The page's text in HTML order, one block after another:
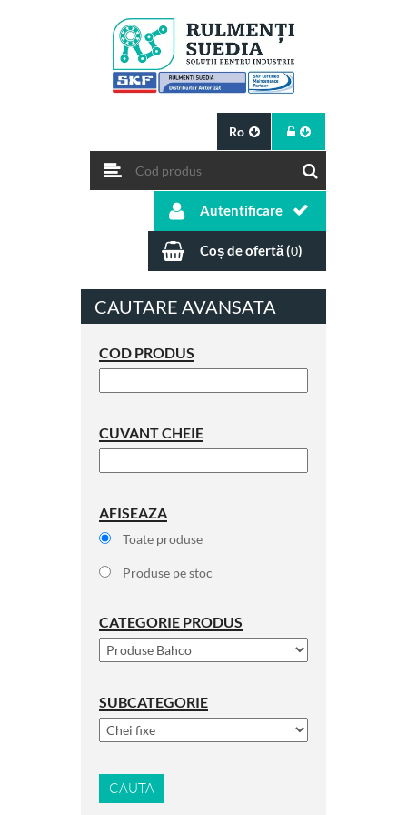
Ro
Autentificare
Coș de ofertă (0)
CAUTARE AVANSATA
COD PRODUS
CUVANT CHEIE
AFISEAZA
Toate produse
Produse pe stoc
CATEGORIE PRODUS
SUBCATEGORIE
CAUTA